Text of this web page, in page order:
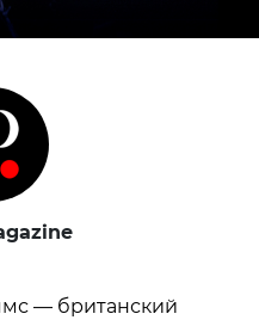
— британский